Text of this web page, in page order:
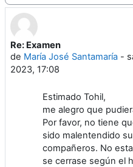
Re: Examen
de María José Santamaría -
2023, 17:08
Número de respuestas: 0
Estimado Tohil,
me alegro que
Por favor, no tiene
sido malentendido
compañeros. No
se cerrase según el